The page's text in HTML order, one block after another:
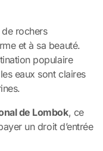
rochers
et à sa beauté.
populaire
eaux sont claires
de Lombok, ce
un droit d’entrée